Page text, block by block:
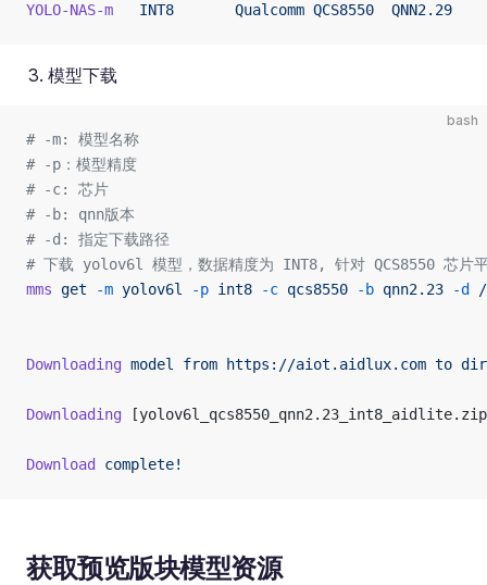
YOLO-NAS-m
   INT8
       Qualcomm
QCS8550
  QNN2.29
模型下载
bash
# -m: 模型名称
# -p：模型精度
# -c: 芯片
# -b: qnn版本
# -d: 指定下载路径
# 下载 yolov6l 模型，数据精度为 INT8, 针对 QCS8550 芯片
mms get -m yolov6l -p int8 -c qcs8550 -b qnn2.23 -d /
Downloading model from https://aiot.aidlux.com to
Downloading
Download complete!
获取预览版块模型资源